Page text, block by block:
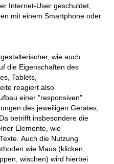
Internet-User geschuldet,
mit einem Smartphone oder
wie auch
die Eigenschaften des
Tablets,
reagiert also
einer "responsiven"
des jeweiligen Gerätes,
betrifft insbesondere die
Elemente, wie
Auch die Nutzung
wie Maus (klicken,
wischen) wird hierbei